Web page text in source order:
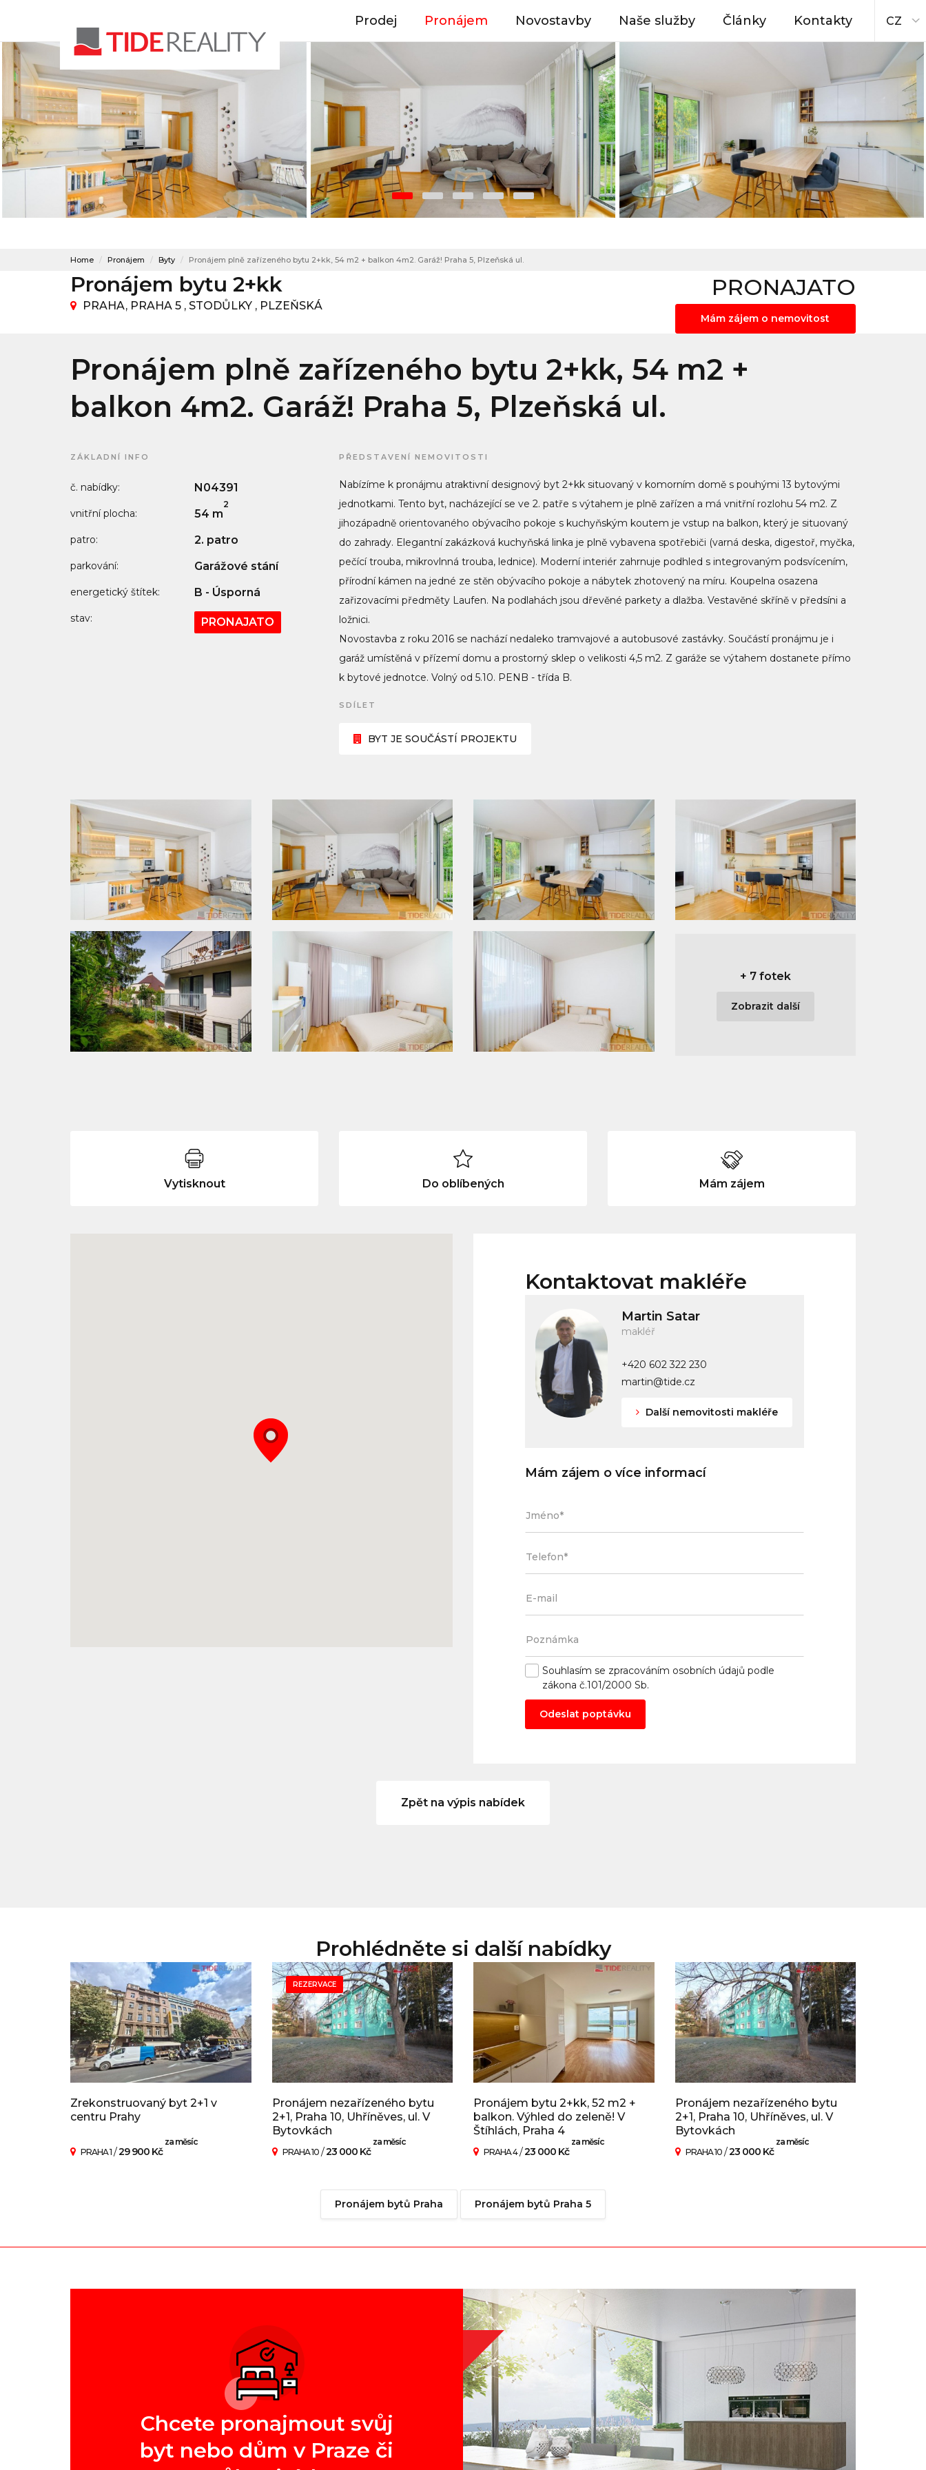
Prodej Pronájem Novostavby Naše služby Články Kontakty CZ
Home Pronájem Byty Pronájem plně zařízeného bytu 2+kk, 54 m2 + balkon 4m2. Garáž! Praha 5, Plzeňská ul.
Pronájem bytu 2+kk
PRAHA, PRAHA 5 , STODŮLKY , PLZEŇSKÁ
PRONAJATO
Mám zájem o nemovitost
Pronájem plně zařízeného bytu 2+kk, 54 m2 +
balkon 4m2. Garáž! Praha 5, Plzeňská ul.
ZÁKLADNÍ INFO
č. nabídky: N04391
vnitřní plocha: 54 m
2
patro: 2. patro
parkování: Garážové stání
energetický štítek: B - Úsporná
stav: PRONAJATO
PŘEDSTAVENÍ NEMOVITOSTI
Nabízíme k pronájmu atraktivní designový byt 2+kk situovaný v komorním domě s pouhými 13 bytovými
jednotkami. Tento byt, nacházející se ve 2. patře s výtahem je plně zařízen a má vnitřní rozlohu 54 m2. Z
jihozápadně orientovaného obývacího pokoje s kuchyňským koutem je vstup na balkon, který je situovaný
do zahrady. Elegantní zakázková kuchyňská linka je plně vybavena spotřebiči (varná deska, digestoř, myčka,
pečící trouba, mikrovlnná trouba, lednice). Moderní interiér zahrnuje podhled s integrovaným podsvícením,
přírodní kámen na jedné ze stěn obývacího pokoje a nábytek zhotovený na míru. Koupelna osazena
zařizovacími předměty Laufen. Na podlahách jsou dřevěné parkety a dlažba. Vestavěné skříně v předsíni a
ložnici.
Novostavba z roku 2016 se nachází nedaleko tramvajové a autobusové zastávky. Součástí pronájmu je i
garáž umístěná v přízemí domu a prostorný sklep o velikosti 4,5 m2. Z garáže se výtahem dostanete přímo
k bytové jednotce. Volný od 5.10. PENB - třída B.
SDÍLET
BYT JE SOUČÁSTÍ PROJEKTU
+ 7 fotek
Zobrazit další
Vytisknout Do oblíbených Mám zájem
Kontaktovat makléře
Martin Satar
makléř
+420 602 322 230
martin@tide.cz
Další nemovitosti makléře
Mám zájem o více informací
Souhlasím se zpracováním osobních údajů podle
zákona č.101/2000 Sb.
Odeslat poptávku
Zpět na výpis nabídek
Prohlédněte si další nabídky
Zrekonstruovaný byt 2+1 v
centru Prahy
PRAHA 1 /29 900 Kč
za měsíc
REZERVACE
Pronájem nezařízeného bytu
2+1, Praha 10, Uhříněves, ul. V
Bytovkách
PRAHA 10/23 000 Kč
za měsíc
Pronájem bytu 2+kk, 52 m2 +
balkon. Výhled do zeleně! V
Štíhlách, Praha 4
PRAHA 4/23 000 Kč
za měsíc
Pronájem nezařízeného bytu
2+1, Praha 10, Uhříněves, ul. V
Bytovkách
PRAHA 10/23 000 Kč
za měsíc
Pronájem bytů Praha Pronájem bytů Praha 5
Chcete pronajmout svůj
byt nebo dům v Praze či